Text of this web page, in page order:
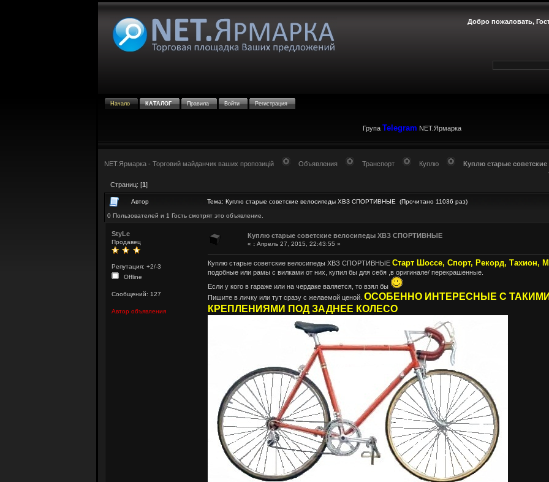
Добро пожаловать,
Начало КАТАЛОГ Правила Войти Регистрация
Група Telegram NET.Ярмарка
NET.Ярмарка - Торговий майданчик ваших пропозицій Объявления Транспорт Куплю Куплю старые
Страниц: [1]
Автор Тема: Куплю старые советские велосипеды ХВЗ СПОРТИВНЫЕ (Прочитано 11036 раз)
0 Пользователей и 1 Гость смотрят это объявление.
StyLe
Продавец
Репутация: +2/-3
Offline
Сообщений: 127
Автор объявления
Куплю старые советские велосипеды ХВЗ СПОРТИВНЫЕ
« : Апрель 27, 2015, 22:43:55 »
Куплю старые советские велосипеды ХВЗ СПОРТИВНЫЕ Старт Шоссе, Спорт, Рекорд, Тахион,
подобные или рамы с вилками от них, купил бы для себя ,в оригинале/ перекрашенные.
Если у кого в гараже или на чердаке валяется, то взял бы
Пишите в личку или тут сразу с желаемой ценой. ОСОБЕННО ИНТЕРЕСНЫЕ С
КРЕПЛЕНИЯМИ ПОД ЗАДНЕЕ КОЛЕСО